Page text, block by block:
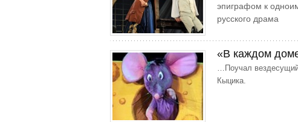
эпиграфом к
русского драма
«В каждом
…Поучал вездесущий
Кыцика.